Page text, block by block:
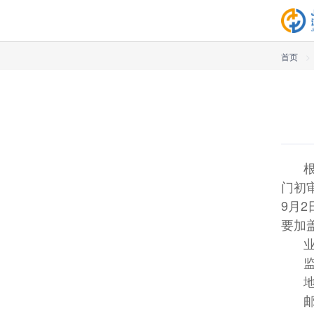
首页
门初
9月2
要加